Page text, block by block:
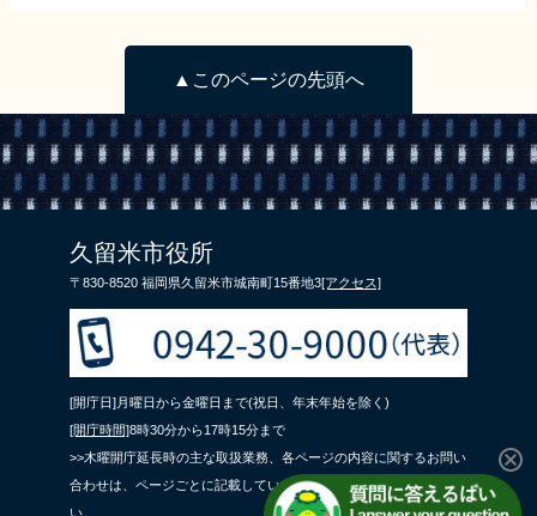
▲このページの先頭へ
久留米市役所
〒830-8520 福岡県久留米市城南町15番地3[アクセス]
[開庁日]月曜日から金曜日まで(祝日、年末年始を除く)
[開庁時間]8時30分から17時15分まで
>>木曜開庁延長時の主な取扱業務、各ページの内容に関するお問い
合わせは、ページごとに記載している問合せ先までご連絡くださ
い。